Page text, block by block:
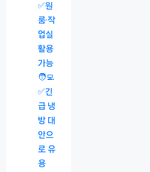
✅원
룸·작
업실
활용
가능
🧑‍💻
✅긴
급 냉
방 대
안으
로 유
용